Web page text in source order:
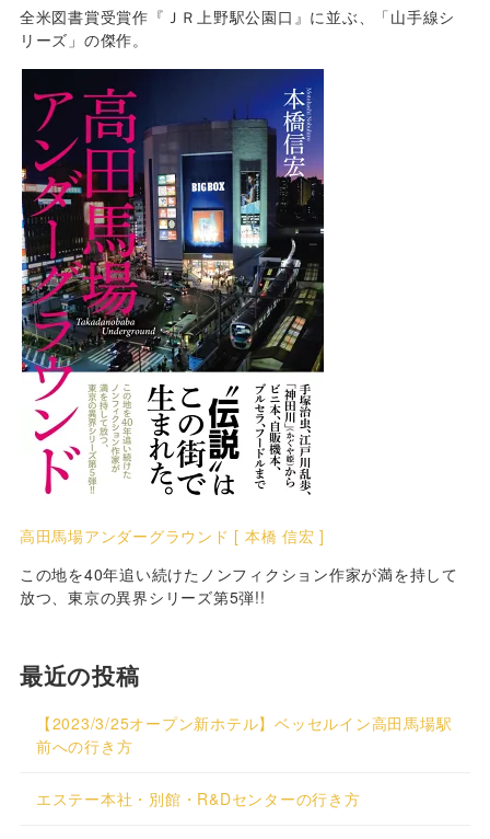
全米図書賞受賞作『ＪＲ上野駅公園口』に並ぶ、「山手線シ
リーズ」の傑作。
高田馬場アンダーグラウンド [ 本橋 信宏 ]
この地を40年追い続けたノンフィクション作家が満を持して
放つ、東京の異界シリーズ第5弾!!
最近の投稿
【2023/3/25オープン新ホテル】ベッセルイン高田馬場駅
前への行き方
エステー本社・別館・R&Dセンターの行き方